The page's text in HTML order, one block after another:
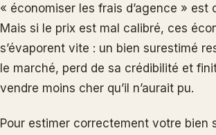
« économiser les frais d’agence » est
Mais si le prix est mal calibré, ces
s’évaporent vite : un bien surestimé
le marché, perd de sa crédibilité et
vendre moins cher qu’il n’aurait pu.
Pour estimer correctement votre bien